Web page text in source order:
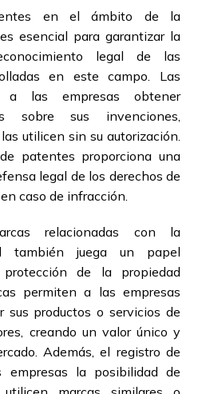
en el ámbito de la
esencial para garantizar la
legal de las
en este campo. Las
a las empresas obtener
sobre sus invenciones,
utilicen sin su autorización.
patentes proporciona una
legal de los derechos de
caso de infracción.
relacionadas con la
también juega un papel
de la propiedad
permiten a las empresas
sus productos o servicios de
creando un valor único y
Además, el registro de
empresas la posibilidad de